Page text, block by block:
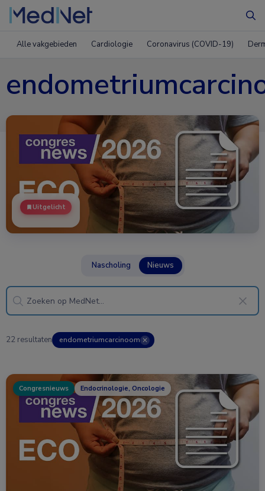
Alle vakgebieden Cardiologie Coronavirus (COVID-19)
Uitgelicht
Nascholing Nieuws
22 resultaten endometriumcarcinoom ✕
Congresnieuws Endocrinologie, Oncologie